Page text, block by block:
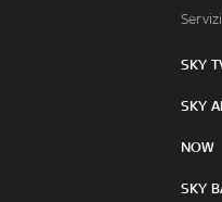
SKY
SKY
NOW
SKY